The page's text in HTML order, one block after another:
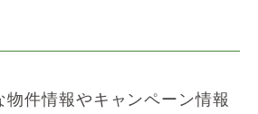
物件情報やキャンペーン情報